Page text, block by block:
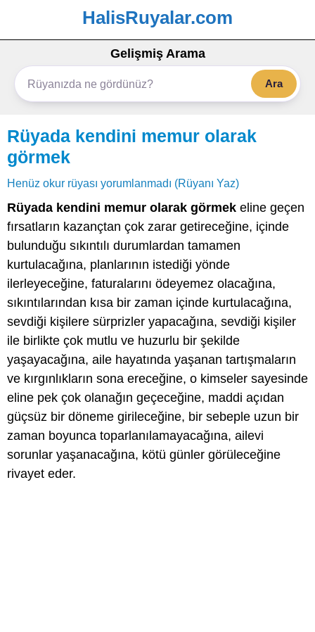
HalisRuyalar.com
Gelişmiş Arama
Ara
Rüyada kendini memur olarak
görmek
Henüz okur rüyası yorumlanmadı (Rüyanı Yaz)
Rüyada kendini memur olarak görmek eline geçen
fırsatların kazançtan çok zarar getireceğine, içinde
bulunduğu sıkıntılı durumlardan tamamen
kurtulacağına, planlarının istediği yönde
ilerleyeceğine, faturalarını ödeyemez olacağına,
sıkıntılarından kısa bir zaman içinde kurtulacağına,
sevdiği kişilere sürprizler yapacağına, sevdiği kişiler
ile birlikte çok mutlu ve huzurlu bir şekilde
yaşayacağına, aile hayatında yaşanan tartışmaların
ve kırgınlıkların sona ereceğine, o kimseler sayesinde
eline pek çok olanağın geçeceğine, maddi açıdan
güçsüz bir döneme girileceğine, bir sebeple uzun bir
zaman boyunca toparlanılamayacağına, ailevi
sorunlar yaşanacağına, kötü günler görüleceğine
rivayet eder.